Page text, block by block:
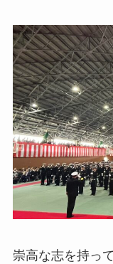
崇高な志を持っ